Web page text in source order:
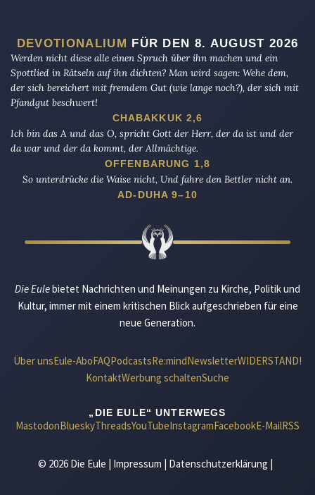
DEVOTIONALIUM FÜR DEN 8. AUGUST 2026
Werden nicht diese alle einen Spruch über ihn machen und ein
Spottlied in Rätseln auf ihn dichten? Man wird sagen: Wehe dem,
der sich bereichert mit fremdem Gut (wie lange noch?), der sich mit
Pfandgut beschwert!
CHABAKKUK 2,6
Ich bin das A und das O, spricht Gott der Herr, der da ist und der
da war und der da kommt, der Allmächtige.
OFFENBARUNG 1,8
So unterdrücke die Waise nicht, Und fahre den Bettler nicht an.
AD-DUHA 9–10
Die Eulebietet Nachrichten und Meinungen zu Kirche, Politik und
Kultur, immer mit einem kritischen Blick aufgeschrieben für eine
neue Generation.
Über unsEule-AboFAQPodcastsRe:mindNewsletterWIDERSTAND!
KontaktWerbung schaltenSuche
„DIE EULE“ UNTERWEGS
MastodonBlueskyThreadsYouTubeInstagramFacebookE-MailRSS
© 2026 Die Eule | Impressum | Datenschutzerklärung |